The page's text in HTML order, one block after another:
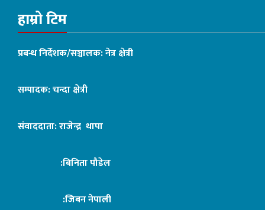
हाम्रो टिम
प्रबन्ध निर्देशक/सञ्चालक: नेत्र क्षेत्री
सम्पादक: चन्दा क्षेत्री
संवाददाता: राजेन्द्र थापा
:बिनिता पौडेल
:जिबन नेपाली